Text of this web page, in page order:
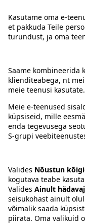
Juhised
Tingimused
Keel:ETENRU